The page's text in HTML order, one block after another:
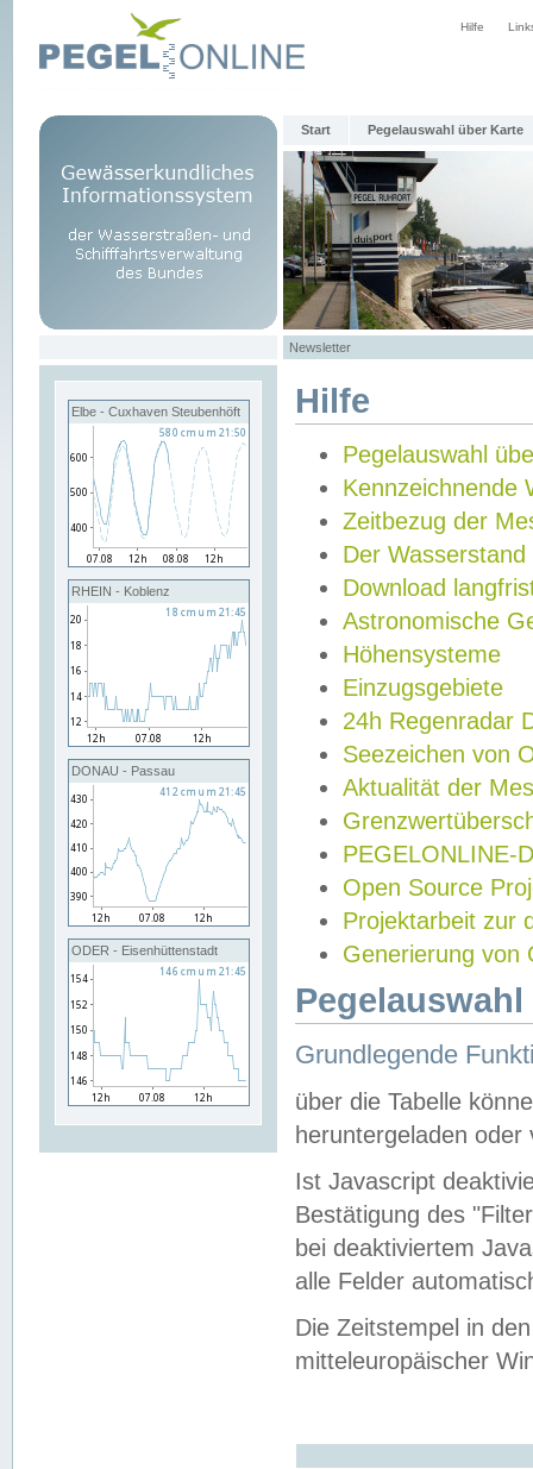
Hilfe
Start Pegelauswahl über Karte
Newsletter
Elbe - Cuxhaven Steubenhöft
RHEIN - Koblenz
DONAU - Passau
ODER - Eisenhüttenstadt
Hilfe
Pegelauswahl
Kennzeichnende
Zeitbezug der
Der Wasserstand
Download
Astronomische
Höhensysteme
Einzugsgebiete
24h Regenradar
Seezeichen von
Aktualität der
PEGELONLINE-
Open Source
Projektarbeit zur
Generierung von
Grundlegende
über die Tabelle
heruntergeladen oder
Ist Javascript
Bestätigung des
bei deaktiviertem
alle Felder
Die Zeitstempel in
mitteleuropäischer